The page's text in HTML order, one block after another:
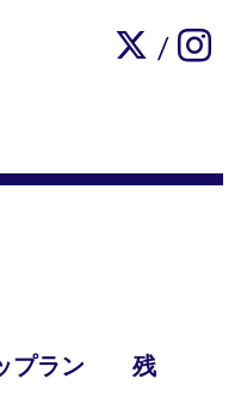
/
ップラン 残